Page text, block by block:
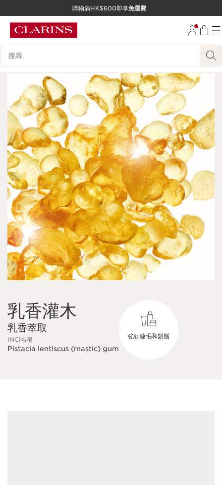
跳至內容
購物滿HK$600即享免運費
搜尋內容說明
乳香灌木
乳香萃取
INCI名稱
Pistacia lentiscus (mastic) gum
強韌睫毛和鬍鬚